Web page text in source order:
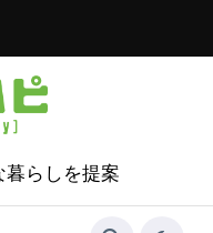
暮らしを提案